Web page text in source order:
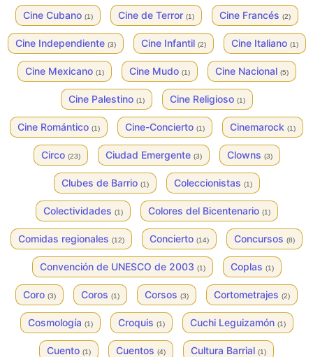
Cine Cubano (1) Cine de Terror (1) Cine Francés (2)
Cine Independiente (3) Cine Infantil (2) Cine Italiano (1)
Cine Mexicano (1) Cine Mudo (1) Cine Nacional (5)
Cine Palestino (1) Cine Religioso (1)
Cine Romántico (1) Cine-Concierto (1) Cinemarock (1)
Circo (23) Ciudad Emergente (3) Clowns (3)
Clubes de Barrio (1) Coleccionistas (1)
Colectividades (1) Colores del Bicentenario (1)
Comidas regionales (12) Concierto (14) Concursos (8)
Convención de UNESCO de 2003 (1) Coplas (1)
Coro (3) Coros (1) Corsos (3) Cortometrajes (2)
Cosmología (1) Croquis (1) Cuchi Leguizamón (1)
Cuento (1) Cuentos (4) Cultura Barrial (1)